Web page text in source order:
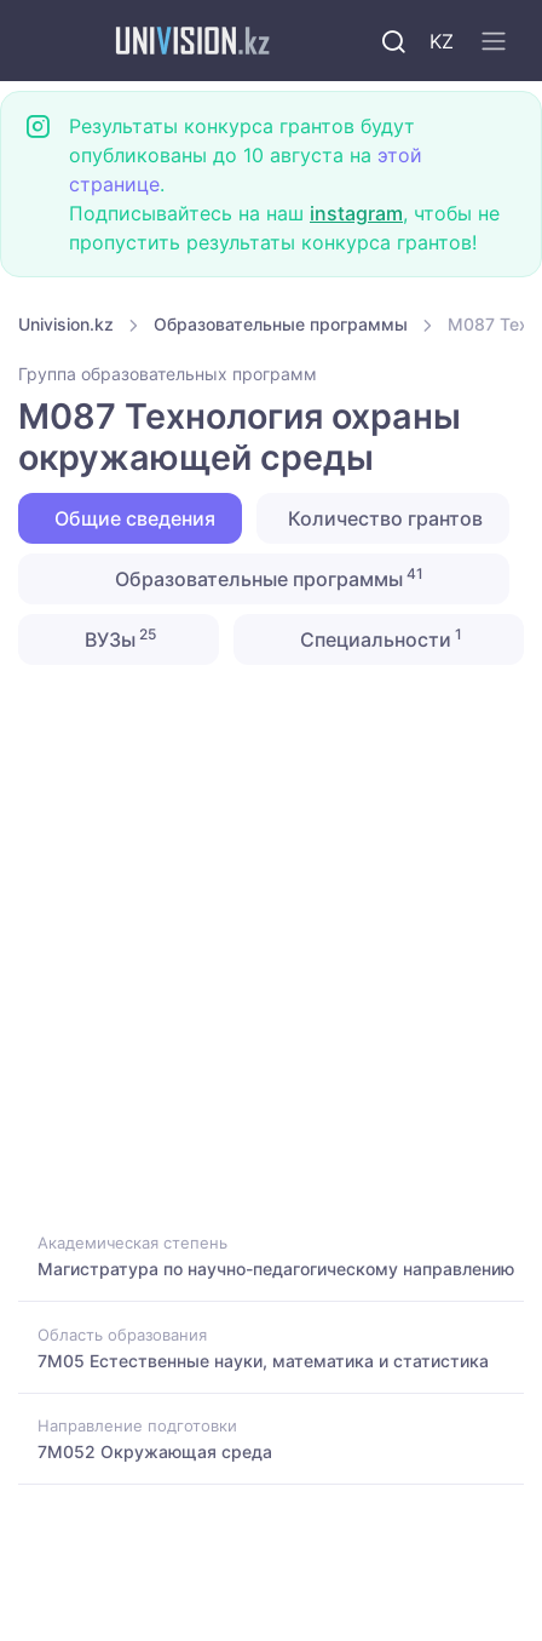
KZ
Результаты конкурса грантов будут
опубликованы до 10 августа на этой
странице.
Подписывайтесь на наш instagram, чтобы не
пропустить результаты конкурса грантов!
Univision.kz Образовательные программы M087
Группа образовательных программ
M087 Технология охраны
окружающей среды
Общие сведения Количество грантов
Образовательные программы41
ВУЗы 25 Специальности 1
Академическая степень
Магистратура по научно-педагогическому направлению
Область образования
7M05 Естественные науки, математика и статистика
Направление подготовки
7M052 Окружающая среда